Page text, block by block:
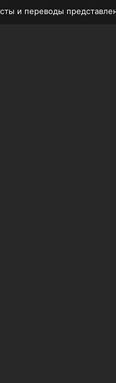
и переводы